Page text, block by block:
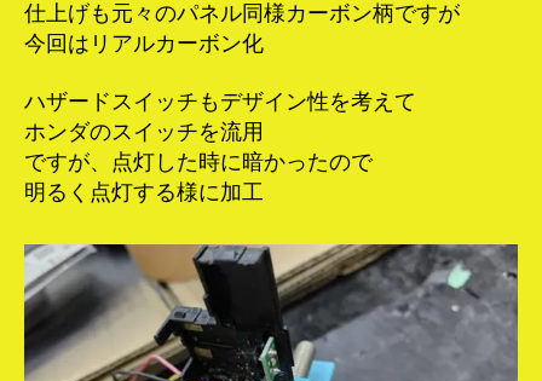
仕上げも元々のパネル同様カーボン柄ですが
今回はリアルカーボン化
ハザードスイッチもデザイン性を考えて
ホンダのスイッチを流用
ですが、点灯した時に暗かったので
明るく点灯する様に加工